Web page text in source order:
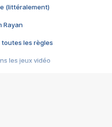
(littéralement)
Rayan
toutes les règles
les jeux vidéo